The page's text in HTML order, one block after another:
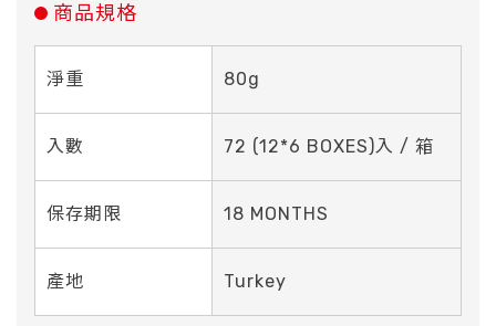
商品規格
淨重 80g
入數 72 (12*6 BOXES)入 / 箱
保存期限 18 MONTHS
產地 Turkey